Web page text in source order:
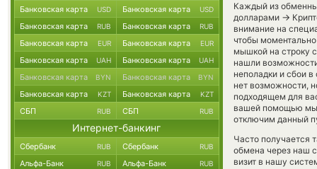
Каждый из
долларами →
внимание на
чтобы
мышкой на строку
нашли
неполадки и сбои
нет возможности,
подходящем для
вашей помощью мы
отключим данный
Часто получается
обмена через наш
визит в нашу
Банковская карта USD Банковская карта USD
Банковская карта RUB Банковская карта RUB
Банковская карта EUR Банковская карта EUR
Банковская карта UAH Банковская карта UAH
Банковская карта BYN Банковская карта BYN
Банковская карта KZT Банковская карта KZT
СБП RUB СБП RUB
Интернет-банкинг
Сбербанк RUB Сбербанк RUB
Альфа-Банк RUB Альфа-Банк RUB